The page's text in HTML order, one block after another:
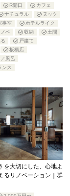
R開口
カフェ
ナチュラル
ヌック
事室
ホテルライク
ベ
収納
土間
戸建て
板橋店
風呂
ンス
を大切にした、心地よ
るリノベーション｜群